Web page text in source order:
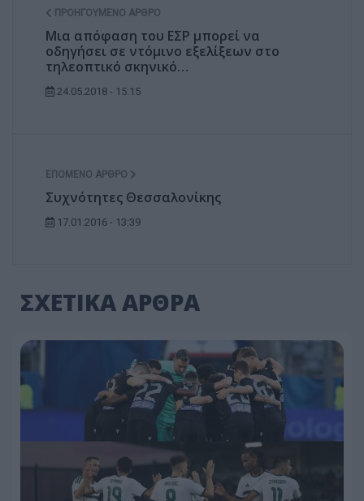
ΠΡΟΗΓΟΎΜΕΝΟ ΆΡΘΡΟ
Μια απόφαση του ΕΣΡ μπορεί να
οδηγήσει σε ντόμινο εξελίξεων στο
τηλεοπτικό σκηνικό…
24.05.2018 - 15:15
ΕΠΌΜΕΝΟ ΆΡΘΡΟ
Συχνότητες Θεσσαλονίκης
17.01.2016 - 13:39
ΣΧΕΤΙΚΑ ΑΡΘΡΑ